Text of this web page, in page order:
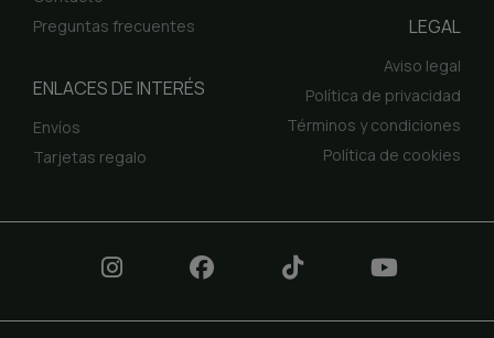
Preguntas frecuentes
ENLACES DE INTERÉS
Envíos
Tarjetas regalo
LEGAL
Aviso legal
Política de privacidad
Términos y condiciones
Política de cookies